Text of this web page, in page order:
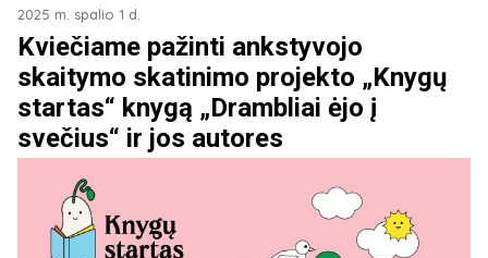
2025 m. spalio 1 d.
Kviečiame pažinti ankstyvojo
skaitymo skatinimo projekto „Knygų
startas“ knygą „Drambliai ėjo į
svečius“ ir jos autores